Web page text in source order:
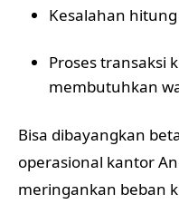
Kesalahan
Proses transaksi
membutuhkan
Bisa dibayangkan
operasional kantor
meringankan beban